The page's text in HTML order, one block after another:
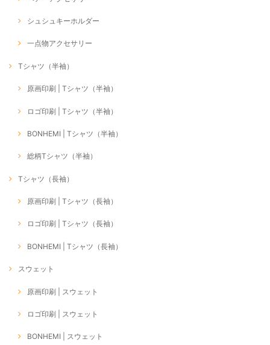
シュシュキーホルダー
一点物アクセサリー
Tシャツ（半袖）
原画印刷 | Tシャツ（半袖）
ロゴ印刷 | Tシャツ（半袖）
BONHEMI | Tシャツ（半袖）
総柄Tシャツ（半袖）
Tシャツ（長袖）
原画印刷 | Tシャツ（長袖）
ロゴ印刷 | Tシャツ（長袖）
BONHEMI | Tシャツ（長袖）
スウェット
原画印刷 | スウェット
ロゴ印刷 | スウェット
BONHEMI | スウェット